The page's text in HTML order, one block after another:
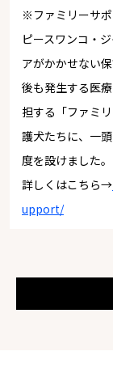
※ファミリーサ
ピースワンコ・
アがかかせない
後も発生する医
担する「ファミ
護犬たちに、一
度を設けました。
詳しくはこちら→
upport/